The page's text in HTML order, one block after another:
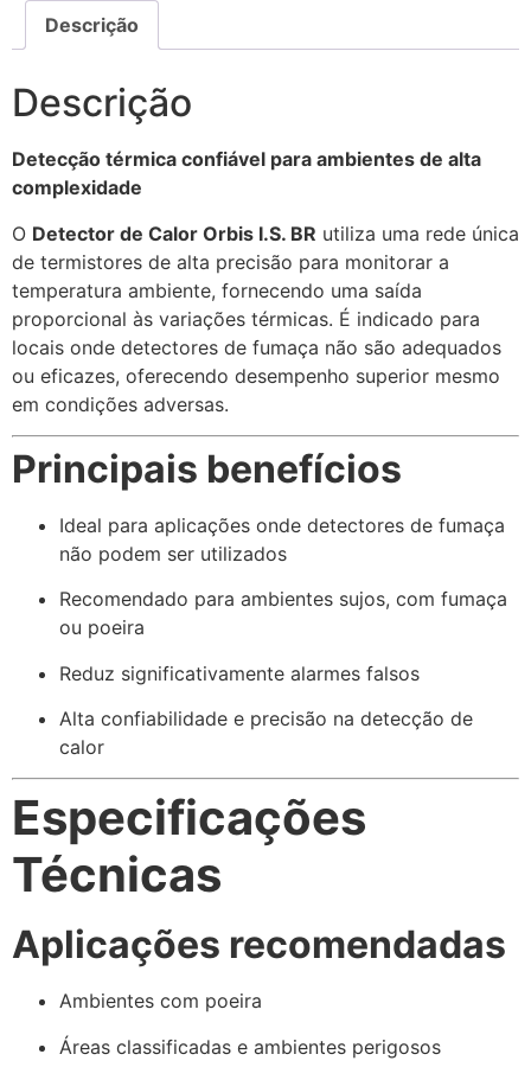
Descrição
Descrição
Detecção térmica confiável para ambientes de alta
complexidade
O Detector de Calor Orbis I.S. BR utiliza uma rede única
de termistores de alta precisão para monitorar a
temperatura ambiente, fornecendo uma saída
proporcional às variações térmicas. É indicado para
locais onde detectores de fumaça não são adequados
ou eficazes, oferecendo desempenho superior mesmo
em condições adversas.
Principais benefícios
Ideal para aplicações onde detectores de fumaça
não podem ser utilizados
Recomendado para ambientes sujos, com fumaça
ou poeira
Reduz significativamente alarmes falsos
Alta confiabilidade e precisão na detecção de
calor
Especificações
Técnicas
Aplicações recomendadas
Ambientes com poeira
Áreas classificadas e ambientes perigosos